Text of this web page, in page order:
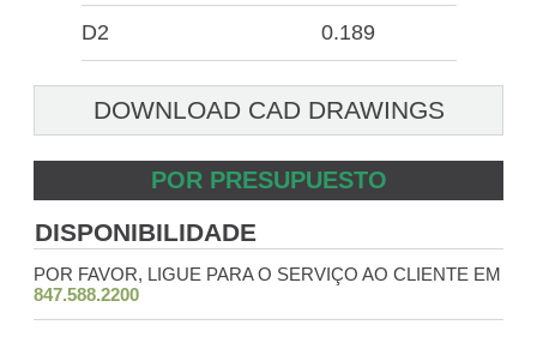
D2 0.189
DOWNLOAD CAD DRAWINGS
POR PRESUPUESTO
DISPONIBILIDADE
POR FAVOR, LIGUE PARA O SERVIÇO AO CLIENTE EM
847.588.2200